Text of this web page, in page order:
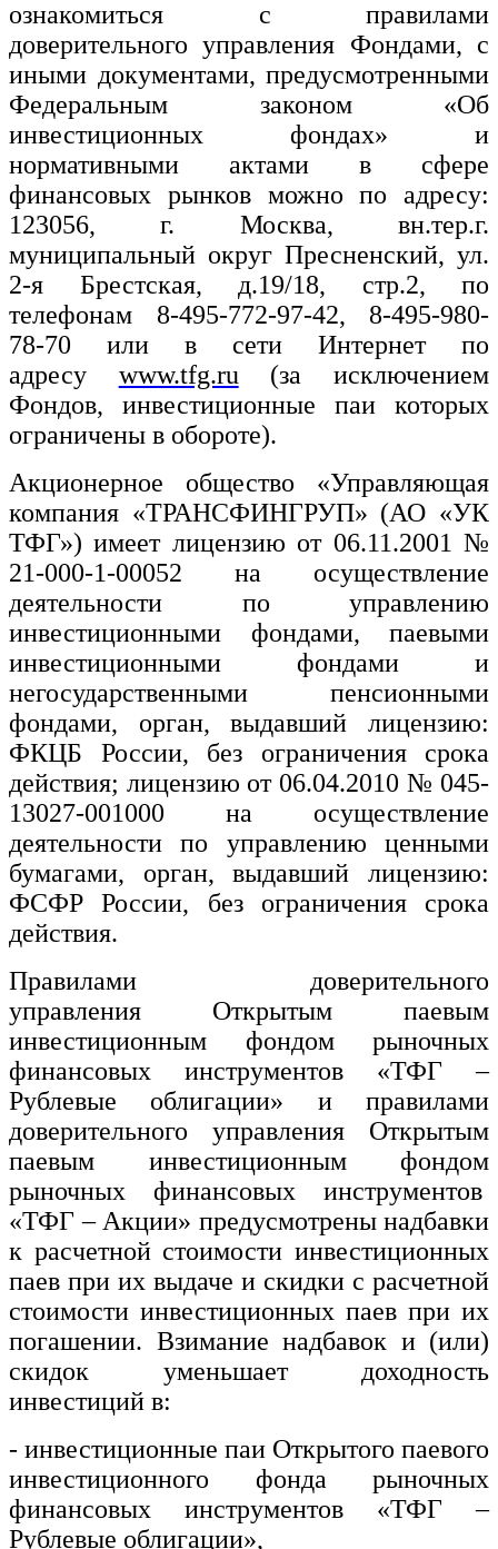
ознакомиться с правилами
доверительного управления Фондами, с
иными документами, предусмотренными
Федеральным законом «Об
инвестиционных фондах» и
нормативными актами в сфере
финансовых рынков можно по адресу:
123056, г. Москва, вн.тер.г.
муниципальный округ Пресненский, ул.
2-я Брестская, д.19/18, стр.2, по
телефонам 8-495-772-97-42, 8-495-980-
78-70 или в сети Интернет по
адресу www.tfg.ru (за исключением
Фондов, инвестиционные паи которых
ограничены в обороте).
Акционерное общество «Управляющая
компания «ТРАНСФИНГРУП» (АО «УК
ТФГ») имеет лицензию от 06.11.2001 №
21-000-1-00052 на осуществление
деятельности по управлению
инвестиционными фондами, паевыми
инвестиционными фондами и
негосударственными пенсионными
фондами, орган, выдавший лицензию:
ФКЦБ России, без ограничения срока
действия; лицензию от 06.04.2010 № 045-
13027-001000 на осуществление
деятельности по управлению ценными
бумагами, орган, выдавший лицензию:
ФСФР России, без ограничения срока
действия.
Правилами доверительного
управления Открытым паевым
инвестиционным фондом рыночных
финансовых инструментов «ТФГ –
Рублевые облигации» и правилами
доверительного управления Открытым
паевым инвестиционным фондом
рыночных финансовых инструментов
«ТФГ – Акции» предусмотрены надбавки
к расчетной стоимости инвестиционных
паев при их выдаче и скидки с расчетной
стоимости инвестиционных паев при их
погашении. Взимание надбавок и (или)
скидок уменьшает доходность
инвестиций в:
- инвестиционные паи Открытого паевого
инвестиционного фонда рыночных
финансовых инструментов «ТФГ –
Рублевые облигации»,